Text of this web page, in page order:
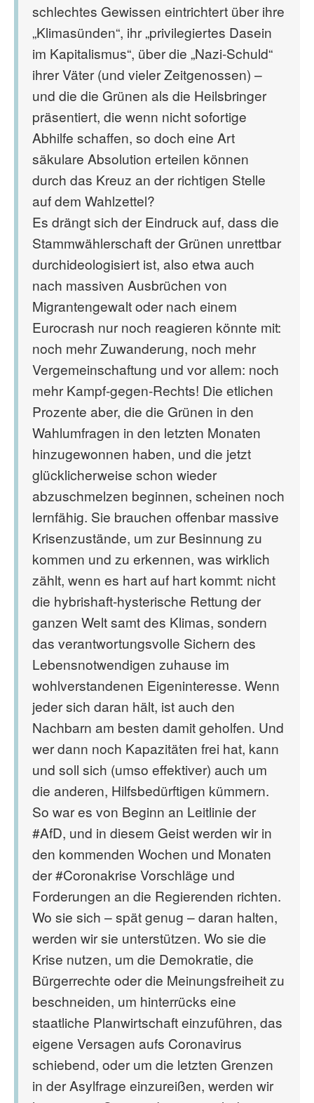
schlechtes Gewissen eintrichtert über ihre
„Klimasünden“, ihr „privilegiertes Dasein
im Kapitalismus“, über die „Nazi-Schuld“
ihrer Väter (und vieler Zeitgenossen) –
und die die Grünen als die Heilsbringer
präsentiert, die wenn nicht sofortige
Abhilfe schaffen, so doch eine Art
säkulare Absolution erteilen können
durch das Kreuz an der richtigen Stelle
auf dem Wahlzettel?
Es drängt sich der Eindruck auf, dass die
Stammwählerschaft der Grünen unrettbar
durchideologisiert ist, also etwa auch
nach massiven Ausbrüchen von
Migrantengewalt oder nach einem
Eurocrash nur noch reagieren könnte mit:
noch mehr Zuwanderung, noch mehr
Vergemeinschaftung und vor allem: noch
mehr Kampf-gegen-Rechts! Die etlichen
Prozente aber, die die Grünen in den
Wahlumfragen in den letzten Monaten
hinzugewonnen haben, und die jetzt
glücklicherweise schon wieder
abzuschmelzen beginnen, scheinen noch
lernfähig. Sie brauchen offenbar massive
Krisenzustände, um zur Besinnung zu
kommen und zu erkennen, was wirklich
zählt, wenn es hart auf hart kommt: nicht
die hybrishaft-hysterische Rettung der
ganzen Welt samt des Klimas, sondern
das verantwortungsvolle Sichern des
Lebensnotwendigen zuhause im
wohlverstandenen Eigeninteresse. Wenn
jeder sich daran hält, ist auch den
Nachbarn am besten damit geholfen. Und
wer dann noch Kapazitäten frei hat, kann
und soll sich (umso effektiver) auch um
die anderen, Hilfsbedürftigen kümmern.
So war es von Beginn an Leitlinie der
#AfD, und in diesem Geist werden wir in
den kommenden Wochen und Monaten
der #Coronakrise Vorschläge und
Forderungen an die Regierenden richten.
Wo sie sich – spät genug – daran halten,
werden wir sie unterstützen. Wo sie die
Krise nutzen, um die Demokratie, die
Bürgerrechte oder die Meinungsfreiheit zu
beschneiden, um hinterrücks eine
staatliche Planwirtschaft einzuführen, das
eigene Versagen aufs Coronavirus
schiebend, oder um die letzten Grenzen
in der Asylfrage einzureißen, werden wir